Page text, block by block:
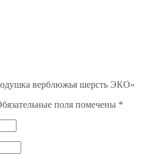
верблюжья шерсть ЭКО»
поля помечены *